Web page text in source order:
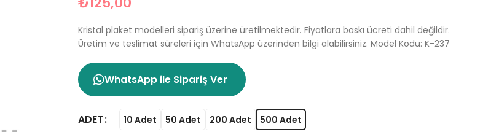
Kristal plaket modelleri sipariş üzerine üretilmektedir. Fiyatlara baskı ücreti dahil değildir.
Üretim ve teslimat süreleri için WhatsApp üzerinden bilgi alabilirsiniz. Model Kodu: K-237
WhatsApp ile Sipariş Ver
ADET 10 Adet 50 Adet 200 Adet 500 Adet